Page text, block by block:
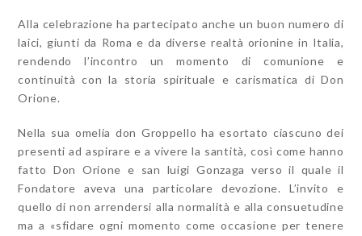
Alla celebrazione ha partecipato anche un buon numero di
laici, giunti da Roma e da diverse realtà orionine in Italia,
rendendo l’incontro un momento di comunione e
continuità con la storia spirituale e carismatica di Don
Orione.
Nella sua omelia don Groppello ha esortato ciascuno dei
presenti ad aspirare e a vivere la santità, così come hanno
fatto Don Orione e san luigi Gonzaga verso il quale il
Fondatore aveva una particolare devozione. L’invito e
quello di non arrendersi alla normalità e alla consuetudine
ma a «sfidare ogni momento come occasione per tenere